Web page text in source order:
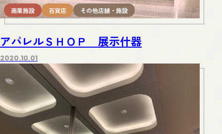
商業施設 百貨店 その他店舗・施設
アパレルＳＨＯＰ 展示什器
2020.10.01